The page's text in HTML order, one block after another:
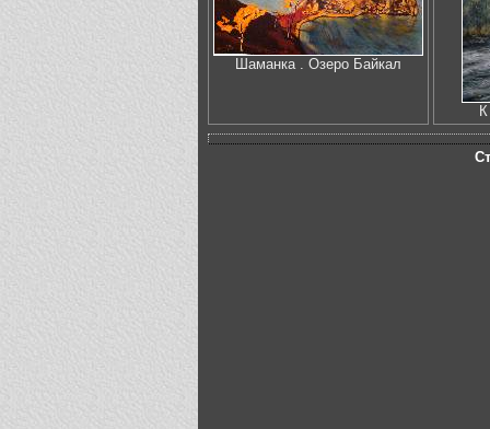
Шаманка . Озеро Байкал